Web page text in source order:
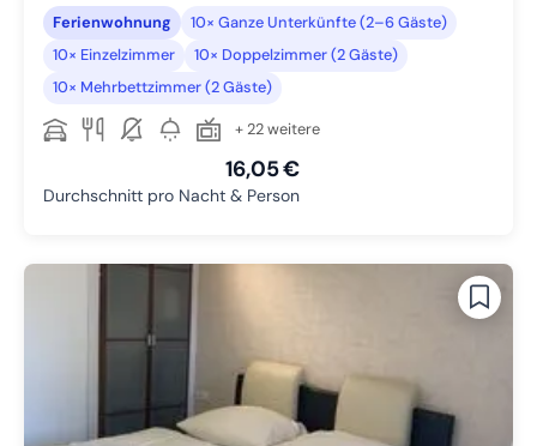
Ferienwohnung
10× Ganze Unterkünfte (2–6 Gäste)
10× Einzelzimmer
10× Doppelzimmer (2 Gäste)
10× Mehrbettzimmer (2 Gäste)
+ 22 weitere
16,05 €
Durchschnitt pro Nacht & Person